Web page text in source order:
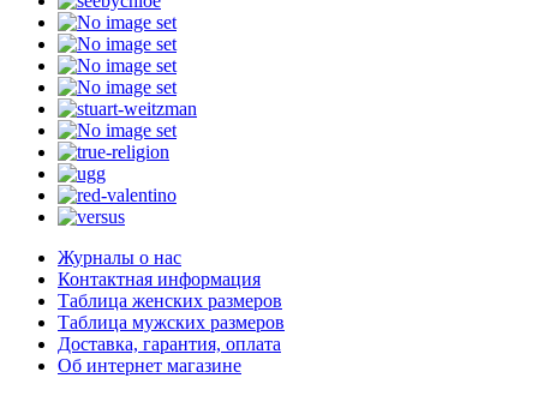
Журналы о нас
Контактная информация
Таблица женских размеров
Таблица мужских размеров
Доставка, гарантия, оплата
Об интернет магазине